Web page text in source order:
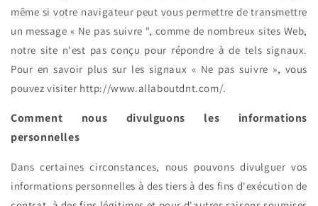
même si votre navigateur peut vous permettre de transmettre
un message « Ne pas suivre ", comme de nombreux sites Web,
notre site n'est pas conçu pour répondre à de tels signaux.
Pour en savoir plus sur les signaux « Ne pas suivre », vous
pouvez visiter http://www.allaboutdnt.com/.
Comment nous divulguons les informations
personnelles
Dans certaines circonstances, nous pouvons divulguer vos
informations personnelles à des tiers à des fins d'exécution de